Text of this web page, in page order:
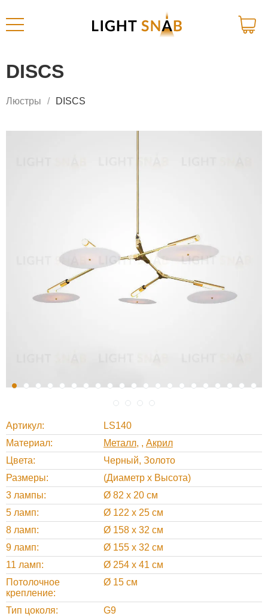
DISCS
Люстры DISCS
Артикул
LS140
Материал
Металл , Акрил
Цвета
Черный, Золото
Размеры
(Диаметр х Высота)
3 лампы
Ø 82 х 20 см
5 ламп
Ø 122 х 25 см
8 ламп
Ø 158 х 32 см
9 ламп
Ø 155 х 32 см
11 ламп
Ø 254 х 41 см
Потолочное
крепление
Ø 15 см
Тип цоколя
G9